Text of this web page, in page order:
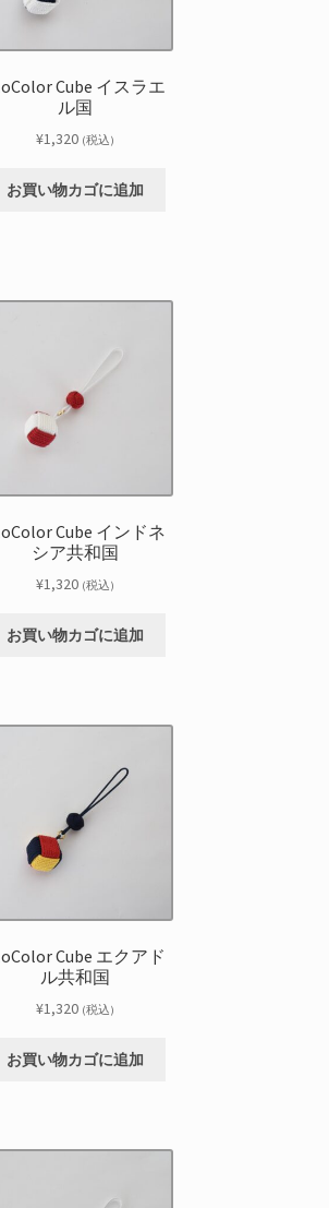
Cube イスラエ
ル国
¥1,320 (税込)
お買い物カゴに追加
Cube インドネ
シア共和国
¥1,320 (税込)
お買い物カゴに追加
Cube エクアド
ル共和国
¥1,320 (税込)
お買い物カゴに追加